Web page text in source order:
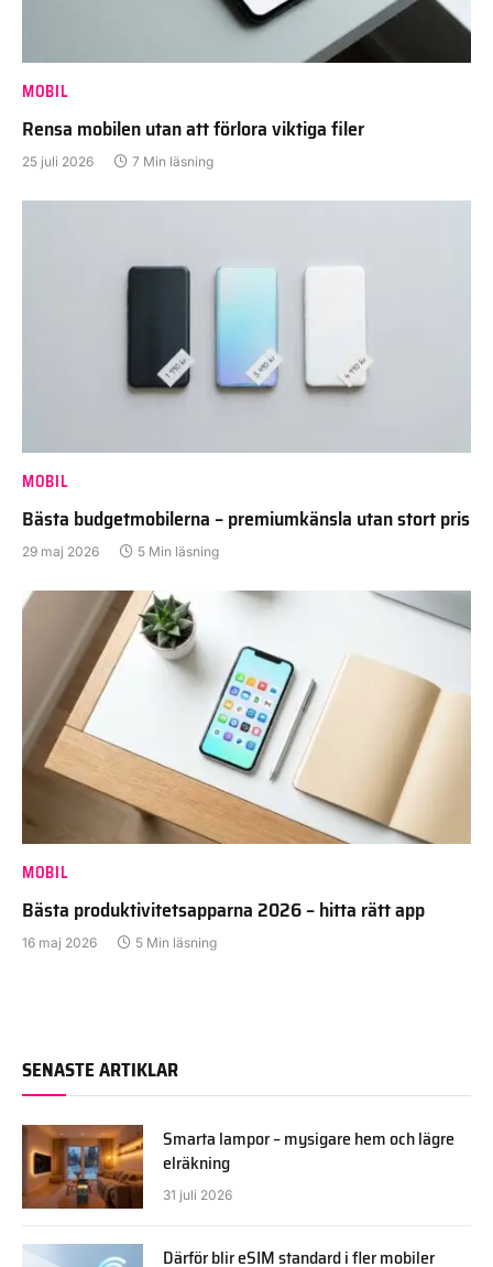
MOBIL
Rensa mobilen utan att förlora viktiga filer
25 juli 2026 7 Min läsning
MOBIL
Bästa budgetmobilerna – premiumkänsla utan stort pris
29 maj 2026 5 Min läsning
MOBIL
Bästa produktivitetsapparna 2026 – hitta rätt app
16 maj 2026 5 Min läsning
SENASTE ARTIKLAR
Smarta lampor – mysigare hem och lägre
elräkning
31 juli 2026
Därför blir eSIM standard i fler mobiler